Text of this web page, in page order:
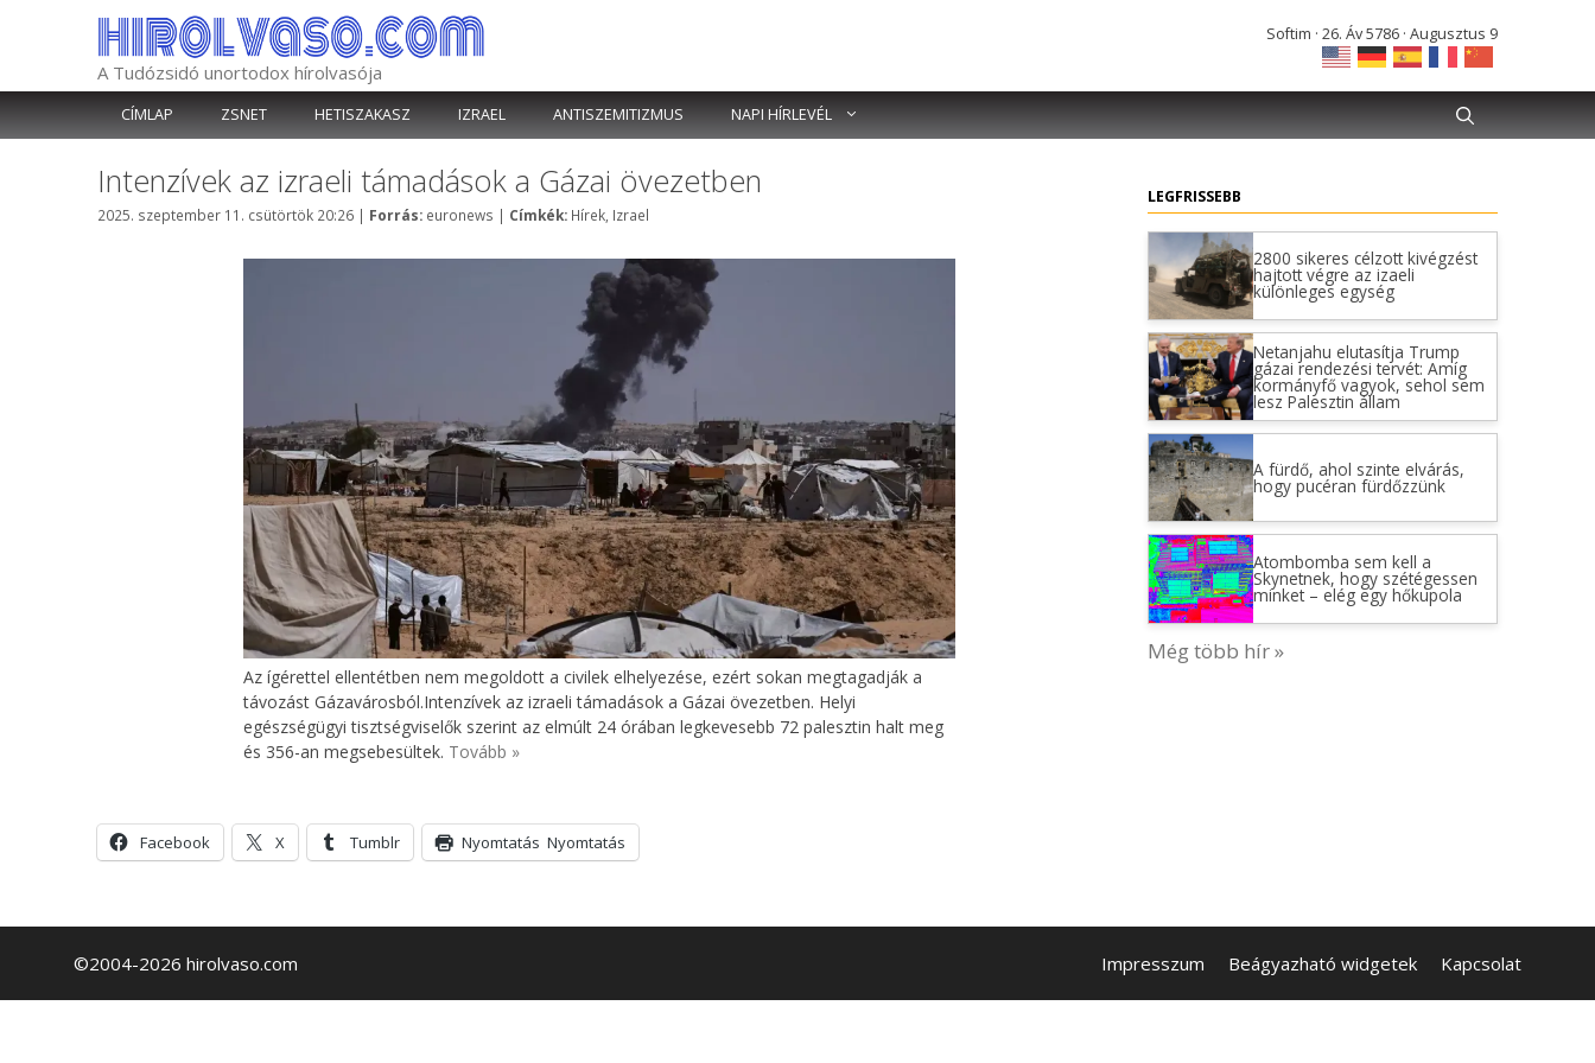
A Tudózsidó unortodox hírolvasója
Softim · 26. Áv 5786 · Augusztus 9
CÍMLAP ZSNET HETISZAKASZ IZRAEL ANTISZEMITIZMUS NAPI HÍRLEVÉL
Intenzívek az izraeli támadások a Gázai övezetben
2025. szeptember 11. csütörtök 20:26 | Forrás: Kategória
euronews | Címkék: Címkék
Hírek Izrael
Az ígérettel ellentétben nem megoldott a civilek elhelyezése, ezért sokan megtagadják a
távozást Gázavárosból.Intenzívek az izraeli támadások a Gázai övezetben. Helyi
egészségügyi tisztségviselők szerint az elmúlt 24 órában legkevesebb 72 palesztin halt meg
és 356-an megsebesültek. Tovább »
Facebook X Tumblr Nyomtatás Nyomtatás
LEGFRISSEBB
2800 sikeres célzott kivégzést
hajtott végre az izaeli
különleges egység
Netanjahu elutasítja Trump
gázai rendezési tervét: Amíg
kormányfő vagyok, sehol sem
lesz Palesztin állam
A fürdő, ahol szinte elvárás,
hogy pucéran fürdőzzünk
Atombomba sem kell a
Skynetnek, hogy szétégessen
minket – elég egy hőkupola
Még több hír »
Impresszum Beágyazható widgetek Kapcsolat
©2004-2026 hirolvaso.com